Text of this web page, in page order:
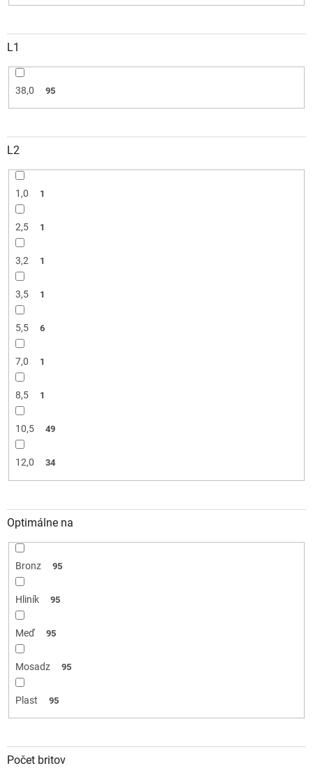
L1
38,0 95
L2
1,0 1
2,5 1
3,2 1
3,5 1
5,5 6
7,0 1
8,5 1
10,5 49
12,0 34
Optimálne na
Bronz 95
Hliník 95
Meď 95
Mosadz 95
Plast 95
Počet britov